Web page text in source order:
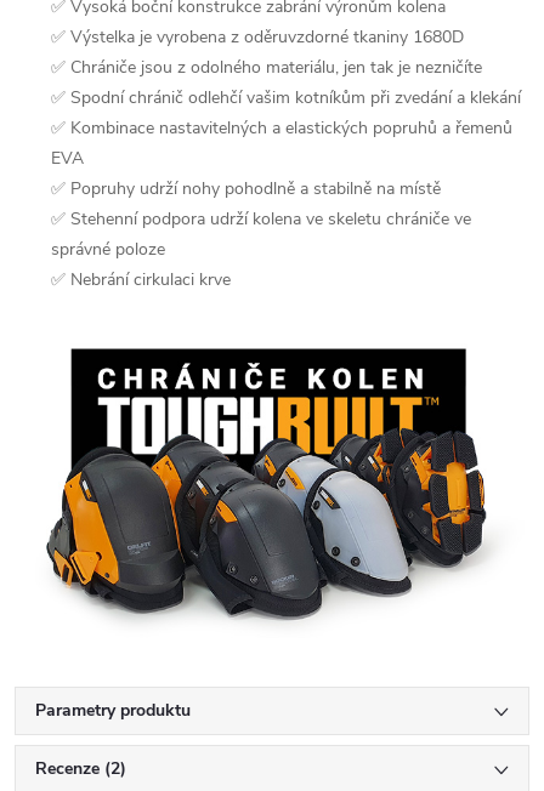
✅ Vysoká boční konstrukce zabrání výronům kolena
✅ Výstelka je vyrobena z oděruvzdorné tkaniny 1680D
✅ Chrániče jsou z odolného materiálu, jen tak je nezničíte
✅ Spodní chránič odlehčí vašim kotníkům při zvedání a klekání
✅ Kombinace nastavitelných a elastických popruhů a řemenů
EVA
✅ Popruhy udrží nohy pohodlně a stabilně na místě
✅ Stehenní podpora udrží kolena ve skeletu chrániče ve
správné poloze
✅ Nebrání cirkulaci krve
Parametry produktu
Recenze (2)